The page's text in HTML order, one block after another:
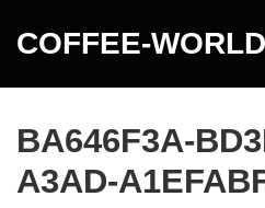
COFFEE-WORLD
BA646F3A-
A3AD-